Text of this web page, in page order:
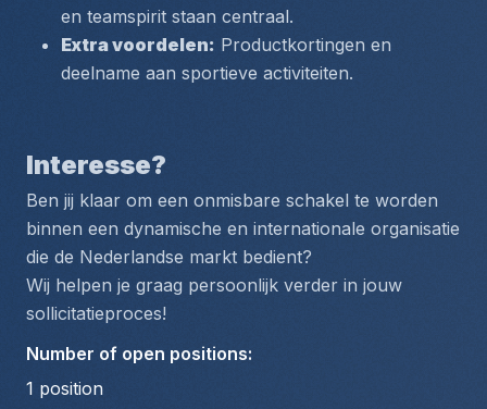
en teamspirit staan centraal.
Extra voordelen: Productkortingen en
deelname aan sportieve activiteiten.
Interesse?
Ben jij klaar om een onmisbare schakel te worden
binnen een dynamische en internationale organisatie
die de Nederlandse markt bedient?
Wij helpen je graag persoonlijk verder in jouw
sollicitatieproces!
Number of open positions:
1 position